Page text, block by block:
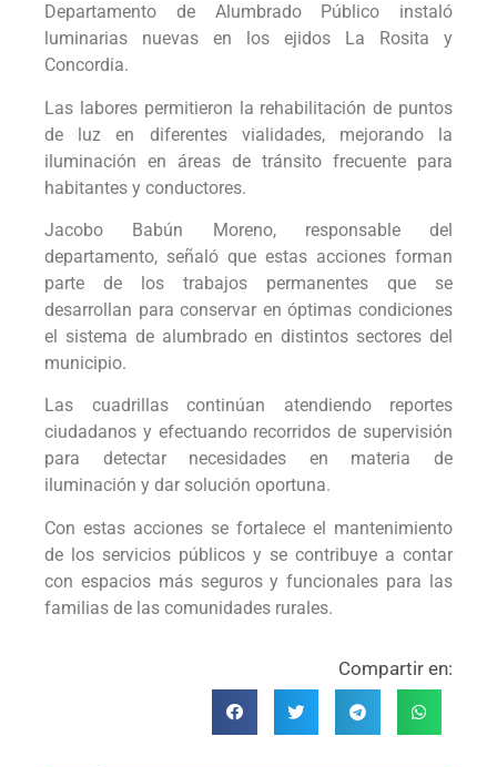
Departamento de Alumbrado Público instaló
luminarias nuevas en los ejidos La Rosita y
Concordia.
Las labores permitieron la rehabilitación de puntos
de luz en diferentes vialidades, mejorando la
iluminación en áreas de tránsito frecuente para
habitantes y conductores.
Jacobo Babún Moreno, responsable del
departamento, señaló que estas acciones forman
parte de los trabajos permanentes que se
desarrollan para conservar en óptimas condiciones
el sistema de alumbrado en distintos sectores del
municipio.
Las cuadrillas continúan atendiendo reportes
ciudadanos y efectuando recorridos de supervisión
para detectar necesidades en materia de
iluminación y dar solución oportuna.
Con estas acciones se fortalece el mantenimiento
de los servicios públicos y se contribuye a contar
con espacios más seguros y funcionales para las
familias de las comunidades rurales.
Compartir en: